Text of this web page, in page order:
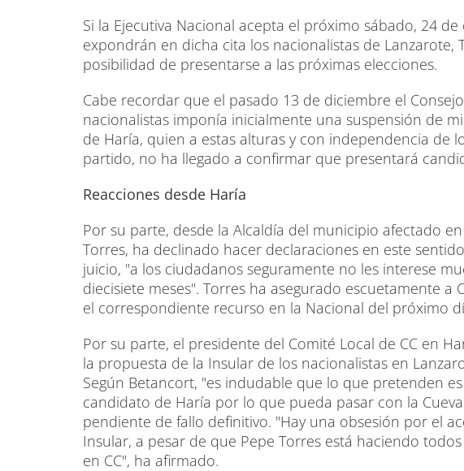
Si la Ejecutiva Nacional acepta el próximo sábado, 24
expondrán en dicha cita los nacionalistas de Lanzarote,
posibilidad de presentarse a las próximas elecciones.
Cabe recordar que el pasado 13 de diciembre el
nacionalistas imponía inicialmente una suspensión de
de Haría, quien a estas alturas y con independencia de
partido, no ha llegado a confirmar que presentará
Reacciones desde Haría
Por su parte, desde la Alcaldía del municipio afectado en
Torres, ha declinado hacer declaraciones en este
juicio, "a los ciudadanos seguramente no les interese
diecisiete meses". Torres ha asegurado escuetamente a
el correspondiente recurso en la Nacional del próximo
Por su parte, el presidente del Comité Local de CC en
la propuesta de la Insular de los nacionalistas en
Según Betancort, "es indudable que lo que pretenden
candidato de Haría por lo que pueda pasar con la
pendiente de fallo definitivo. "Hay una obsesión por el
Insular, a pesar de que Pepe Torres está haciendo
en CC", ha afirmado.